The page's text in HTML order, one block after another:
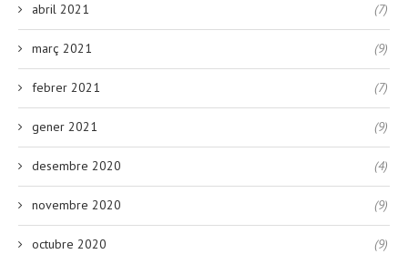
abril 2021 (7)
març 2021 (9)
febrer 2021 (7)
gener 2021 (9)
desembre 2020 (4)
novembre 2020 (9)
octubre 2020 (9)